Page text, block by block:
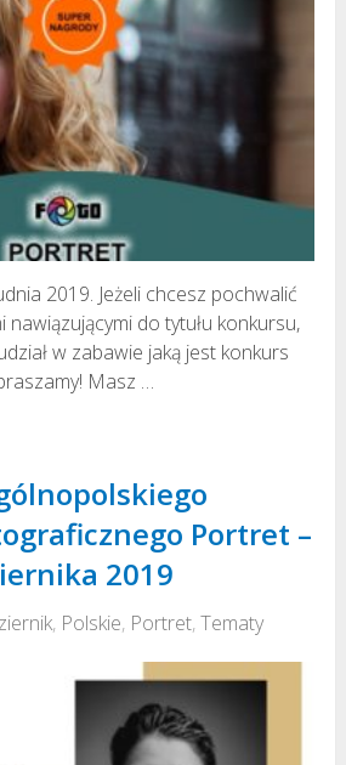
2019. Jeżeli chcesz pochwalić
nawiązującymi do tytułu konkursu,
w zabawie jaką jest konkurs
Masz …
Portret –
2019
, Polskie, Portret,Tematy